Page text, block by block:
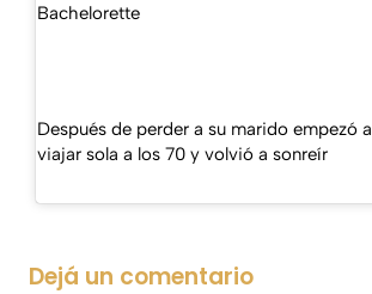
Bachelorette
Después de perder a su marido empezó a
viajar sola a los 70 y volvió a sonreír
Dejá un comentario